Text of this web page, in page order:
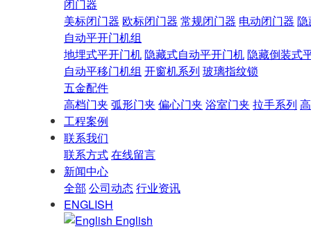
闭门器
美标闭门器 欧标闭门器 常规闭门器 电动闭门器 隐
自动平开门机组
地埋式平开门机隐藏式自动平开门机隐藏倒装式
自动平移门机组 开窗机系列 玻璃指纹锁
五金配件
高档门夹 弧形门夹 偏心门夹 浴室门夹 拉手系列
工程案例
联系我们
联系方式在线留言
新闻中心
全部 公司动态行业资讯
ENGLISH
English